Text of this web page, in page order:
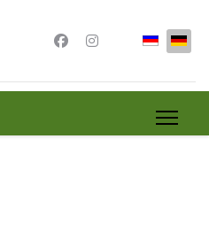
Sprache